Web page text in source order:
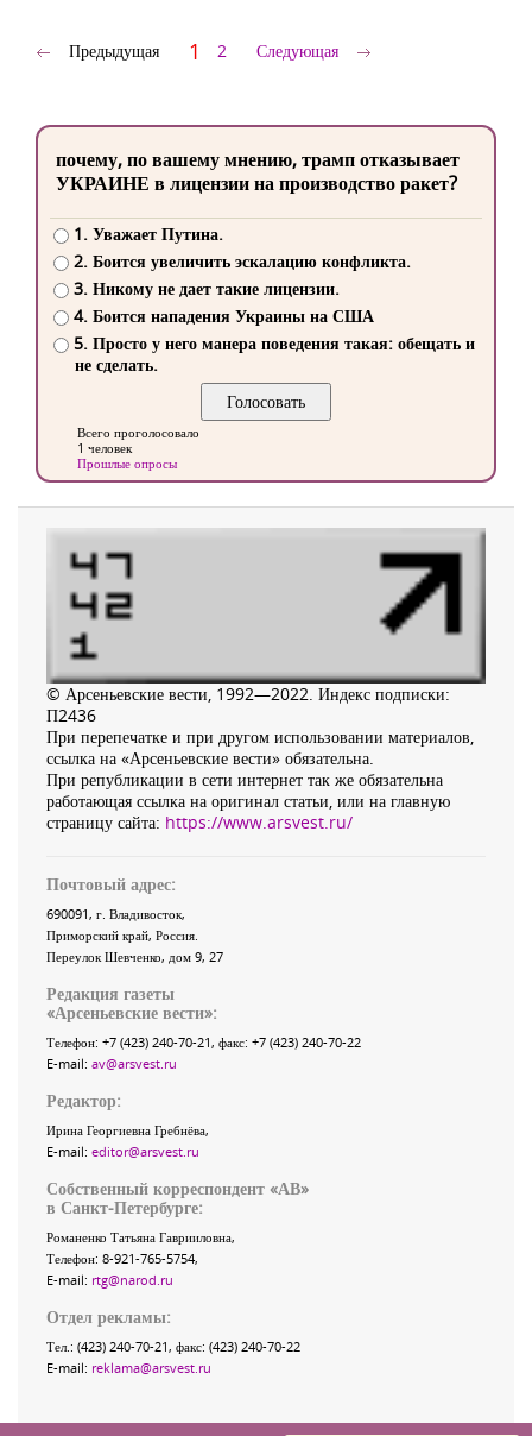
Предыдущая 1 2 Следующая
почему, по вашему мнению, трамп отказывает
УКРАИНЕ в лицензии на производство ракет?
1. Уважает Путина.
2. Боится увеличить эскалацию конфликта.
3. Никому не дает такие лицензии.
4. Боится нападения Украины на США
5. Просто у него манера поведения такая: обещать и
не сделать.
Всего проголосовало
1 человек
Прошлые опросы
© Арсеньевские вести, 1992—2022. Индекс подписки:
П2436
При перепечатке и при другом использовании материалов,
ссылка на «Арсеньевские вести» обязательна.
При републикации в сети интернет так же обязательна
работающая ссылка на оригинал статьи, или на главную
страницу сайта: https://www.arsvest.ru/
Почтовый адрес:
690091, г. Владивосток,
Приморский край, Россия
Переулок Шевченко, дом 9, 27
Редакция газеты
«Арсеньевские вести»:
Телефон: +7 (423) 240-70-21, факс: +7 (423) 240-70-22
E-mail: av@arsvest.ru
Редактор:
Ирина Георгиевна Гребнёва,
E-mail: editor@arsvest.ru
Собственный корреспондент «АВ»
в Санкт-Петербурге:
Романенко Татьяна Гаврииловна,
Телефон: 8-921-765-5754,
E-mail: rtg@narod.ru
Отдел рекламы:
Тел.: (423) 240-70-21, факс: (423) 240-70-22
E-mail: reklama@arsvest.ru